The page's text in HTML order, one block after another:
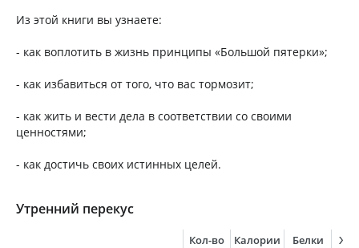
Из этой книги вы узнаете:
- как воплотить в жизнь принципы «Большой пятерки»;
- как избавиться от того, что вас тормозит;
- как жить и вести дела в соответствии со своими
ценностями;
- как достичь своих истинных целей.
Утренний перекус
Кол-во Калории Белки